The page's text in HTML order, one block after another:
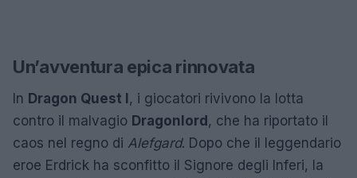
Un’avventura epica rinnovata
In Dragon Quest I, i giocatori rivivono la lotta
contro il malvagio Dragonlord, che ha riportato il
caos nel regno di Alefgard. Dopo che il leggendario
eroe Erdrick ha sconfitto il Signore degli Inferi, la